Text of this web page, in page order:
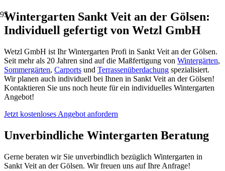
Wintergarten Sankt Veit an der Gölsen:
Individuell gefertigt von Wetzl GmbH
Wetzl GmbH ist Ihr Wintergarten Profi in Sankt Veit an der Gölsen.
Seit mehr als 20 Jahren sind auf die Maßfertigung von Wintergärten,
Sommergärten, Carports und Terrassenüberdachung spezialisiert.
Wir planen auch individuell bei Ihnen in Sankt Veit an der Gölsen!
Kontaktieren Sie uns noch heute für ein individuelles Wintergarten
Angebot!
Jetzt kostenloses Angebot anfordern
Unverbindliche Wintergarten Beratung
Gerne beraten wir Sie unverbindlich bezüglich Wintergarten in
Sankt Veit an der Gölsen. Wir freuen uns auf Ihre Anfrage!